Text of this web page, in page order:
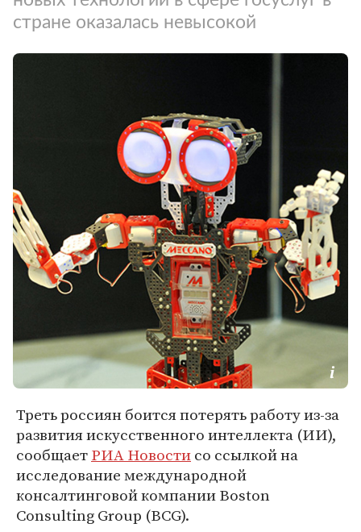
стране оказалась невысокой
Треть россиян боится потерять работу из-за
развития искусственного интеллекта (ИИ),
сообщаетРИА Новостисо ссылкой на
исследование международной
консалтинговой компании Boston
Consulting Group (BCG).